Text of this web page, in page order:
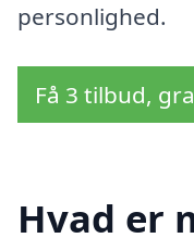
personlighed.
Få 3 tilbud,
Hvad er